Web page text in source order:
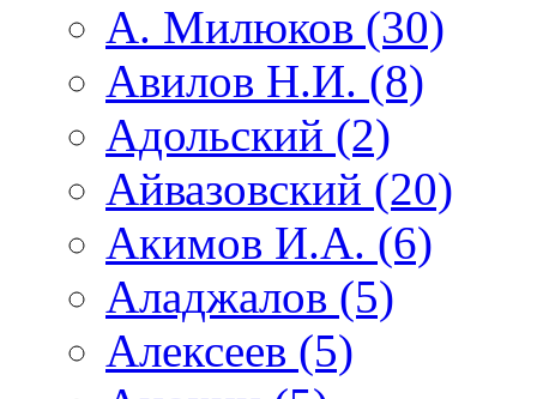
А. Милюков (30)
Авилов Н.И. (8)
Адольский (2)
Айвазовский (20)
Акимов И.А. (6)
Аладжалов (5)
Алексеев (5)